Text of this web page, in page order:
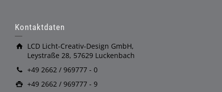
Kontaktdaten
LCD Licht-Creativ-Design GmbH,
Leystraße 28, 57629 Luckenbach
+49 2662 / 969777 - 0
+49 2662 / 969777 - 9